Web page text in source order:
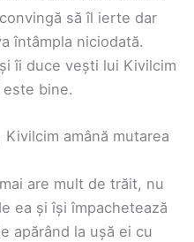
să îl ierte dar
întâmpla niciodată.
îi duce vești lui Kivilcim
bine.
amână mutarea
are mult de trăit, nu
ea și își împachetează
apărând la ușă ei cu